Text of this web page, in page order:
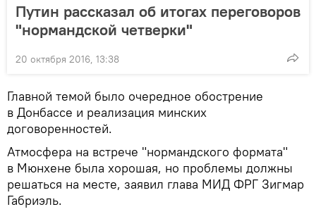
Путин рассказал об итогах переговоров
"нормандской четверки"
20 октября 2016, 13:38
Главной темой было очередное обострение
в Донбассе и реализация минских
договоренностей.
Атмосфера на встрече "нормандского формата"
в Мюнхене была хорошая, но проблемы должны
решаться на месте, заявил глава МИД ФРГ Зигмар
Габриэль.